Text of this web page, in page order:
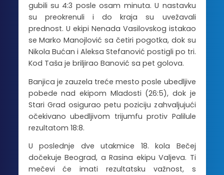
gubili su 4:3 posle osam minuta. U nastavku
su preokrenuli i do kraja su uvežavali
prednost. U ekipi Nenada Vasilovskog istakao
se Marko Manojlović sa četiri pogotka, dok su
Nikola Bućan i Aleksa Stefanović postigli po tri.
Kod Taša je briljirao Banović sa pet golova.
Banjica je zauzela treće mesto posle ubedljive
pobede nad ekipom Mladosti (26:5), dok je
Stari Grad osigurao petu poziciju zahvaljujući
očekivano ubedljivom trijumfu protiv Palilule
rezultatom 18:8.
U poslednje dve utakmice 18. kola Bečej
dočekuje Beograd, a Rasina ekipu Valjeva. Ti
mečevi će imati rezultatsku važnost, s